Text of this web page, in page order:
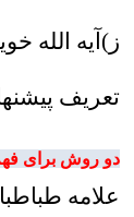
ز)آیه الله
تعریف
دو روش براى
علامه